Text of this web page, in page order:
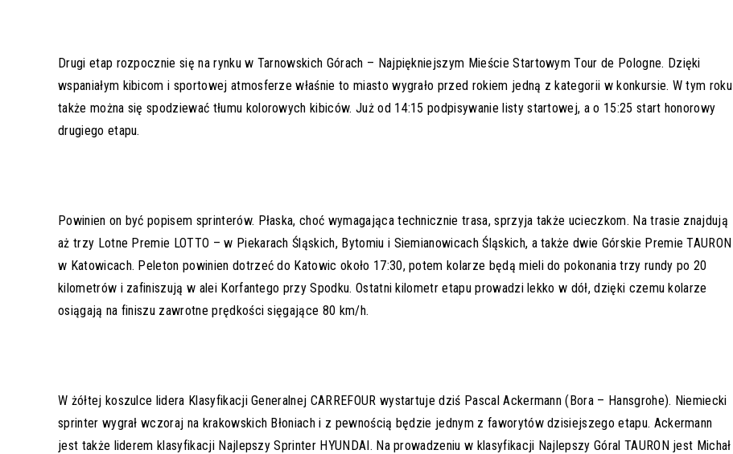
Drugi etap rozpocznie się na rynku w Tarnowskich Górach – Najpiękniejszym Mieście Startowym Tour de Pologne. Dzięki
wspaniałym kibicom i sportowej atmosferze właśnie to miasto wygrało przed rokiem jedną z kategorii w konkursie. W tym roku
także można się spodziewać tłumu kolorowych kibiców. Już od 14:15 podpisywanie listy startowej, a o 15:25 start honorowy
drugiego etapu.
Powinien on być popisem sprinterów. Płaska, choć wymagająca technicznie trasa, sprzyja także ucieczkom. Na trasie znajdują
aż trzy Lotne Premie LOTTO – w Piekarach Śląskich, Bytomiu i Siemianowicach Śląskich, a także dwie Górskie Premie TAURON
w Katowicach. Peleton powinien dotrzeć do Katowic około 17:30, potem kolarze będą mieli do pokonania trzy rundy po 20
kilometrów i zafiniszują w alei Korfantego przy Spodku. Ostatni kilometr etapu prowadzi lekko w dół, dzięki czemu kolarze
osiągają na finiszu zawrotne prędkości sięgające 80 km/h.
W żółtej koszulce lidera Klasyfikacji Generalnej CARREFOUR wystartuje dziś Pascal Ackermann (Bora – Hansgrohe). Niemiecki
sprinter wygrał wczoraj na krakowskich Błoniach i z pewnością będzie jednym z faworytów dzisiejszego etapu. Ackermann
jest także liderem klasyfikacji Najlepszy Sprinter HYUNDAI. Na prowadzeniu w klasyfikacji Najlepszy Góral TAURON jest Michał